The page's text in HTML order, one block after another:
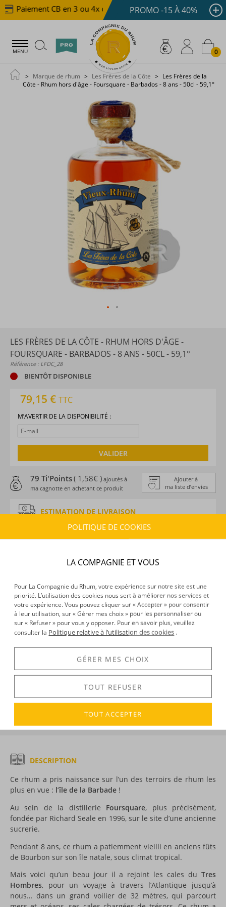
Paiement CB en 3 ou 4x dès 100 € Livraison offerte
PROMO -15 À 40%
MENU 0
Marque de rhum Les Frères de la Côte
Les Frères de la
Côte - Rhum hors d'âge - Foursquare - Barbados - 8 ans - 50cl - 59,1°
LES FRÈRES DE LA CÔTE - RHUM HORS D'ÂGE -
FOURSQUARE - BARBADOS - 8 ANS - 50CL - 59,1°
Référence : LFDC_28
BIENTÔT DISPONIBLE
79,15 € TTC
M’AVERTIR DE LA DISPONIBILITÉ :
VALIDER
Ajouter à
ma liste d’envies
79 Ti'Points( 1,58€ ) ajoutés à
ma cagnotte en achetant ce produit
ESTIMATION DE LIVRAISON
Entre le10/08/2026et le11/08/2026
Frais :À partir de 9,90 € (OFFERTS DÈS 150 € D’ACHAT)
Type d’alcool :Rhum traditionnel
Provenance :Barbade
Distillation : Alambic
Environnement de vieillissement :Continental,
Dynamique, Tropical
Volume :50CL
DÉCOUVERTE
Voir tous les produits :Les Frères de la Côte
DESCRIPTION
Ce rhum a pris naissance sur l’un des terroirs de rhum les
plus en vue : l’île de la Barbade !
Au sein de la distillerie Foursquare, plus précisément,
fondée par Richard Seale en 1996, sur le site d’une ancienne
sucrerie.
Pendant 8 ans, ce rhum a patiemment vieilli en anciens fûts
de Bourbon sur son île natale, sous climat tropical.
Mais voici qu’un beau jour il a rejoint les cales du Tres
Hombres, pour un voyage à travers l’Atlantique jusqu’à
nous… dans un grand voilier de 32 mètres, qui parcourt
POLITIQUE DE COOKIES
LA COMPAGNIE ET VOUS
Pour La Compagnie du Rhum, votre expérience sur notre site est une
priorité. L’utilisation des cookies nous sert à améliorer nos services et
votre expérience. Vous pouvez cliquer sur « Accepter » pour consentir
à leur utilisation, sur « Gérer mes choix » pour les personnaliser ou
sur « Refuser » pour vous y opposer. Pour en savoir plus, veuillez
consulter la Politique relative à l’utilisation des cookies .
GÉRER MES CHOIX
TOUT REFUSER
TOUT ACCEPTER